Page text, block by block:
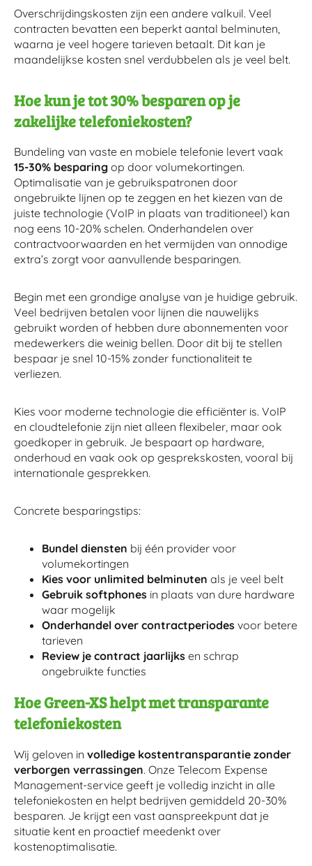
Overschrijdingskosten zijn een andere valkuil. Veel
contracten bevatten een beperkt aantal belminuten,
waarna je veel hogere tarieven betaalt. Dit kan je
maandelijkse kosten snel verdubbelen als je veel belt.
Hoe kun je tot 30% besparen op je
zakelijke telefoniekosten?
Bundeling van vaste en mobiele telefonie levert vaak
15-30% besparing op door volumekortingen.
Optimalisatie van je gebruikspatronen door
ongebruikte lijnen op te zeggen en het kiezen van de
juiste technologie (VoIP in plaats van traditioneel) kan
nog eens 10-20% schelen. Onderhandelen over
contractvoorwaarden en het vermijden van onnodige
extra’s zorgt voor aanvullende besparingen.
Begin met een grondige analyse van je huidige gebruik.
Veel bedrijven betalen voor lijnen die nauwelijks
gebruikt worden of hebben dure abonnementen voor
medewerkers die weinig bellen. Door dit bij te stellen
bespaar je snel 10-15% zonder functionaliteit te
verliezen.
Kies voor moderne technologie die efficiënter is. VoIP
en cloudtelefonie zijn niet alleen flexibeler, maar ook
goedkoper in gebruik. Je bespaart op hardware,
onderhoud en vaak ook op gesprekskosten, vooral bij
internationale gesprekken.
Concrete besparingstips:
Bundel diensten bij één provider voor
volumekortingen
Kies voor unlimited belminuten als je veel belt
Gebruik softphones in plaats van dure hardware
waar mogelijk
Onderhandel over contractperiodes voor betere
tarieven
Review je contract jaarlijks en schrap
ongebruikte functies
Hoe Green-XS helpt met transparante
telefoniekosten
Wij geloven in volledige kostentransparantie zonder
verborgen verrassingen. Onze Telecom Expense
Management-service geeft je volledig inzicht in alle
telefoniekosten en helpt bedrijven gemiddeld 20-30%
besparen. Je krijgt een vast aanspreekpunt dat je
situatie kent en proactief meedenkt over
kostenoptimalisatie.